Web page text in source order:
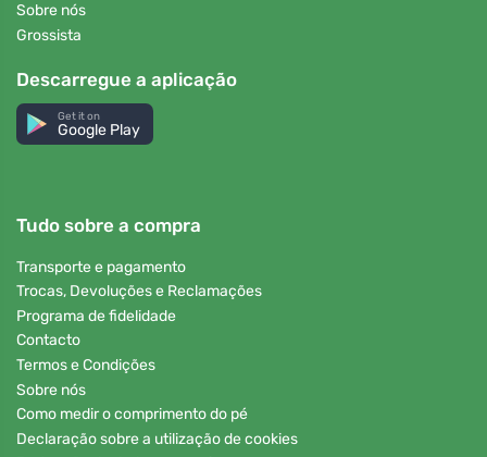
Sobre nós
Grossista
Descarregue a aplicação
Get it on
Google Play
Tudo sobre a compra
Transporte e pagamento
Trocas, Devoluções e Reclamações
Programa de fidelidade
Contacto
Termos e Condições
Sobre nós
Como medir o comprimento do pé
Declaração sobre a utilização de cookies